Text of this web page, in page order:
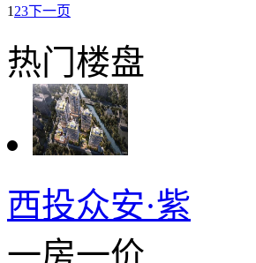
1 23下一页
热门楼盘
西投众安·紫
一房一价